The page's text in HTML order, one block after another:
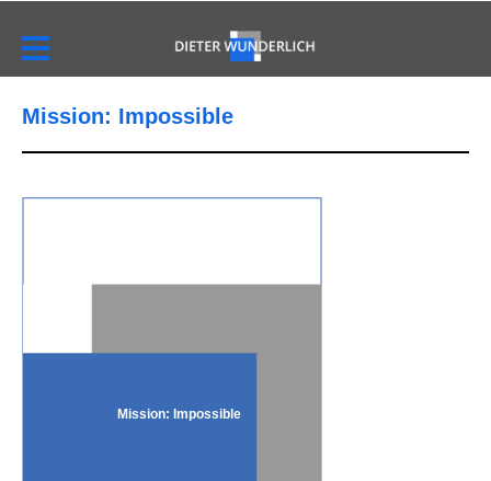
Mission: Impossible
Mission: Impossible